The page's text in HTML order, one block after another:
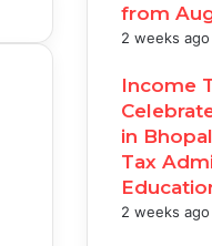
from
2 weeks ago
Income
in
Tax
2 weeks ago